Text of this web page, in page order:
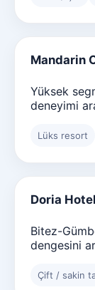
Mandarin
Yüksek
deneyimi
Lüks resort
Doria
Bitez-
dengesini
Çift / sakin